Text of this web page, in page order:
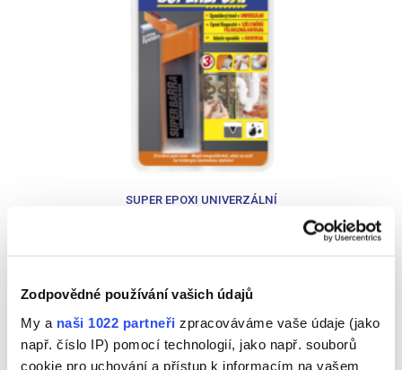
Zodpovědné používání vašich údajů
My a naši 1022 partneři zpracováváme vaše údaje (jako
např. číslo IP) pomocí technologií, jako např. souborů
cookie pro uchování a přístup k informacím na vašem
SUPER EPOXI UNIVERZÁLNÍ